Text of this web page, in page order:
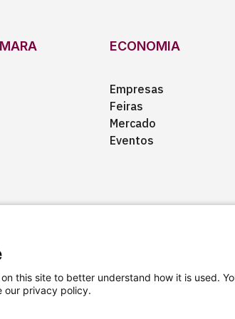
ECONOMIA
Empresas
Feiras
Mercado
Eventos
Fale conosco
this site to better understand how it is used.
our privacy policy.